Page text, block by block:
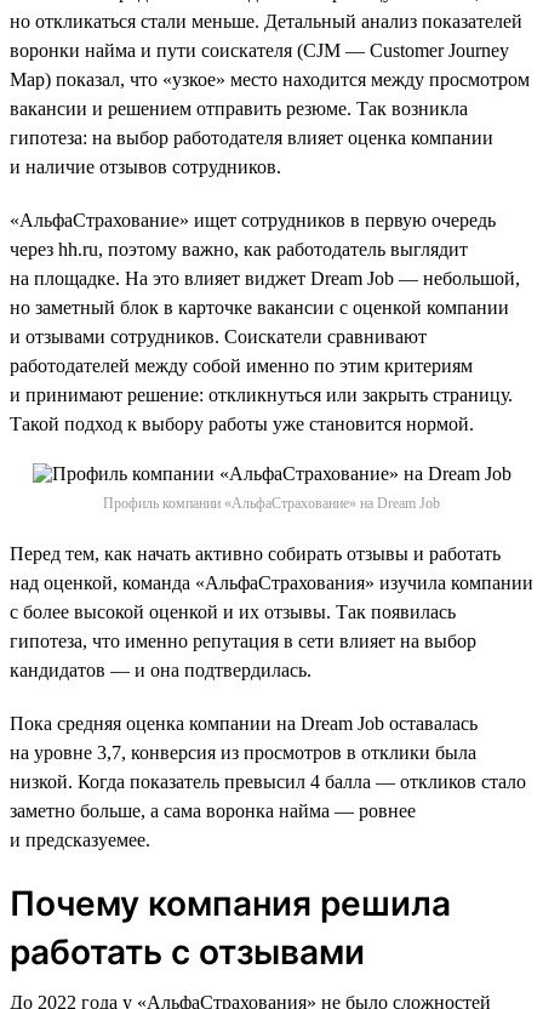
но откликаться стали меньше. Детальный анализ показателей
воронки найма и пути соискателя (CJM — Customer Journey
Map) показал, что «узкое» место находится между просмотром
вакансии и решением отправить резюме. Так возникла
гипотеза: на выбор работодателя влияет оценка компании
и наличие отзывов сотрудников.
«АльфаСтрахование» ищет сотрудников в первую очередь
через hh.ru, поэтому важно, как работодатель выглядит
на площадке. На это влияет виджет Dream Job — небольшой,
но заметный блок в карточке вакансии с оценкой компании
и отзывами сотрудников. Соискатели сравнивают
работодателей между собой именно по этим критериям
и принимают решение: откликнуться или закрыть страницу.
Такой подход к выбору работы уже становится нормой.
Профиль компании «АльфаСтрахование» на Dream Job
Перед тем, как начать активно собирать отзывы и работать
над оценкой, команда «АльфаСтрахования» изучила компании
с более высокой оценкой и их отзывы. Так появилась
гипотеза, что именно репутация в сети влияет на выбор
кандидатов — и она подтвердилась.
Пока средняя оценка компании на Dream Job оставалась
на уровне 3,7, конверсия из просмотров в отклики была
низкой. Когда показатель превысил 4 балла — откликов стало
заметно больше, а сама воронка найма — ровнее
и предсказуемее.
Почему компания решила
работать с отзывами
До 2022 года у «АльфаСтрахования» не было сложностей